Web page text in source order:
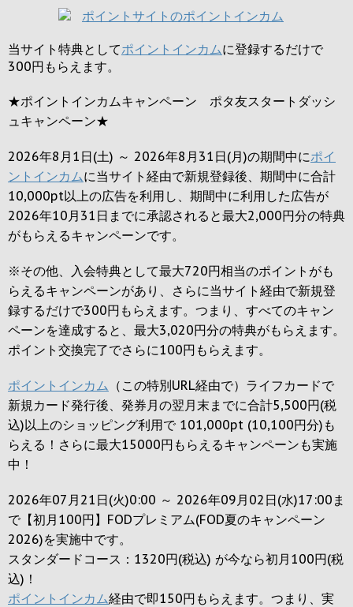
当サイト特典としてポイントインカムに登録するだけで
300円 もらえます。
★ポイントインカムキャンペーン ポタ友スタートダッシ
ュキャンペーン★
2026年8月1日(土) ～ 2026年8月31日(月)の期間中にポイ
ントインカムに当サイト経由で新規登録後、期間中に合計
10,000pt以上の広告を利用し、期間中に利用した広告が
2026年10月31日までに承認されると最大2,000円分の特典
がもらえるキャンペーンです。
※その他、入会特典として最大720円相当のポイントがも
らえるキャンペーンがあり、さらに当サイト経由で新規登
録するだけで300円 もらえます。つまり、すべてのキャン
ペーンを達成すると、最大3,020円分の特典がもらえます。
ポイント交換完了でさらに100円 もらえます。
ポイントインカム （この特別URL経由で）ライフカードで
新規カード発行後、発券月の翌月末までに合計5,500円(税
込)以上のショッピング利用で 101,000pt (10,100円分)も
らえる！さらに最大15000円もらえるキャンペーンも実施
中！
2026年07月21日(火)0:00 ～ 2026年09月02日(水)17:00ま
で【初月100円】FODプレミアム(FOD夏のキャンペーン
2026)を実施中です。
スタンダードコース：1320円(税込) が今なら初月100円(税
込)！
ポイントインカム経由で即150円もらえます。つまり、実